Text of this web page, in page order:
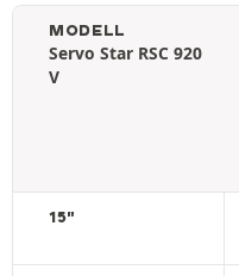
MODELL
Servo Star RSC 920
V
15"